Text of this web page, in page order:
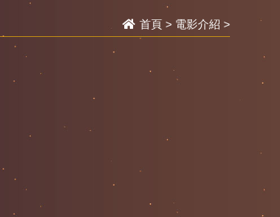
首頁 > 電影介紹 >